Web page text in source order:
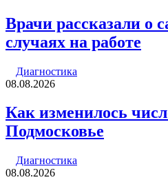
Врачи рассказали о
случаях на работе
Диагностика
08.08.2026
Как изменилось
Подмосковье
Диагностика
08.08.2026